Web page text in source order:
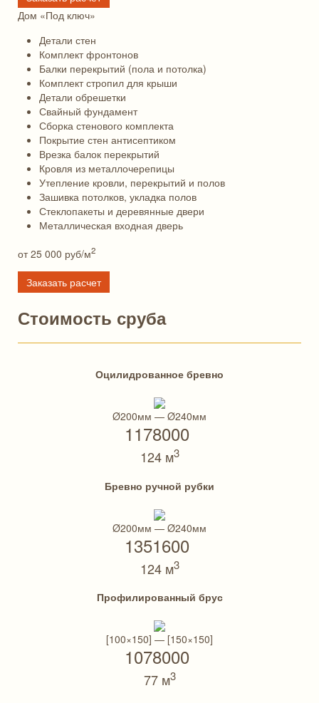
Дом «Под ключ»
Детали стен
Комплект фронтонов
Балки перекрытий (пола и потолка)
Комплект стропил для крыши
Детали обрешетки
Свайный фундамент
Сборка стенового комплекта
Покрытие стен антисептиком
Врезка балок перекрытий
Кровля из металлочерепицы
Утепление кровли, перекрытий и полов
Зашивка потолков, укладка полов
Стеклопакеты и деревянные двери
Металлическая входная дверь
от 25 000 руб/м2
Заказать расчет
Стоимость сруба
Оцилидрованное бревно
Ø200мм — Ø240мм
1178000
124 м3
Бревно ручной рубки
Ø200мм — Ø240мм
1351600
124 м3
Профилированный брус
[100×150] — [150×150]
1078000
77 м3